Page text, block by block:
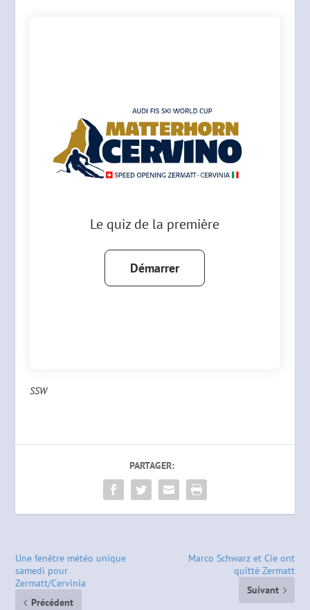
Le quiz de la première
SSW
PARTAGER:
Une fenêtre météo unique
samedi pour
Zermatt/Cervinia
Précédent
Marco Schwarz et Cie ont
quitté Zermatt
Suivant